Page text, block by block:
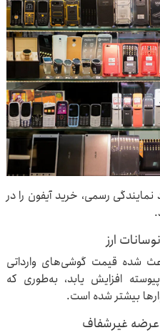
رسمی، خرید آیفون را در
شده قیمت گوشی‌های وارداتی
افزایش یابد، به‌طوری که
بیشتر شده است.